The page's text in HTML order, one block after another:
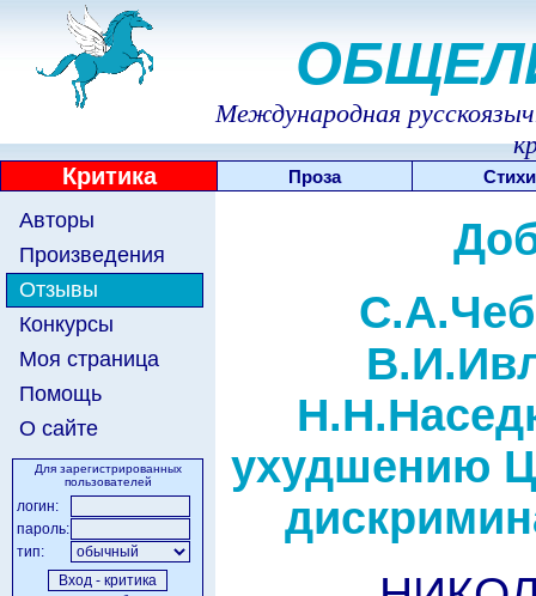
Международная
Критика Проза Стихи
Авторы
Произведения
Отзывы
Конкурсы
Моя страница
Помощь
О сайте
Для зарегистрированных
пользователей
логин:
пароль:
тип:
ухудшению